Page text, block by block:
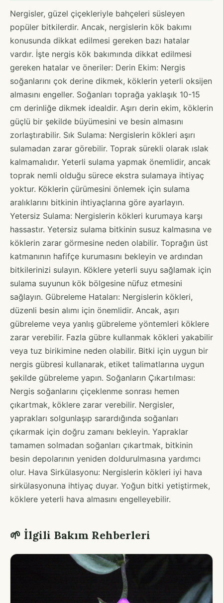
Nergisler, güzel çiçekleriyle bahçeleri süsleyen
popüler bitkilerdir. Ancak, nergislerin kök bakımı
konusunda dikkat edilmesi gereken bazı hatalar
vardır. İşte nergis kök bakımında dikkat edilmesi
gereken hatalar ve öneriler: Derin Ekim: Nergis
soğanlarını çok derine dikmek, köklerin yeterli oksijen
almasını engeller. Soğanları toprağa yaklaşık 10-15
cm derinliğe dikmek idealdir. Aşırı derin ekim, köklerin
güçlü bir şekilde büyümesini ve besin almasını
zorlaştırabilir. Sık Sulama: Nergislerin kökleri aşırı
sulamadan zarar görebilir. Toprak sürekli olarak ıslak
kalmamalıdır. Yeterli sulama yapmak önemlidir, ancak
toprak nemli olduğu sürece ekstra sulamaya ihtiyaç
yoktur. Köklerin çürümesini önlemek için sulama
aralıklarını bitkinin ihtiyaçlarına göre ayarlayın.
Yetersiz Sulama: Nergislerin kökleri kurumaya karşı
hassastır. Yetersiz sulama bitkinin susuz kalmasına ve
köklerin zarar görmesine neden olabilir. Toprağın üst
katmanının hafifçe kurumasını bekleyin ve ardından
bitkilerinizi sulayın. Köklere yeterli suyu sağlamak için
sulama suyunun kök bölgesine nüfuz etmesini
sağlayın. Gübreleme Hataları: Nergislerin kökleri,
düzenli besin alımı için önemlidir. Ancak, aşırı
gübreleme veya yanlış gübreleme yöntemleri köklere
zarar verebilir. Fazla gübre kullanmak kökleri yakabilir
veya tuz birikimine neden olabilir. Bitki için uygun bir
nergis gübresi kullanarak, etiket talimatlarına uygun
şekilde gübreleme yapın. Soğanların Çıkartılması:
Nergis soğanlarını çiçeklenme sonrası hemen
çıkartmak, köklere zarar verebilir. Nergisler,
yaprakları solgunlaşıp sarardığında soğanları
çıkarmak için doğru zamanı bekleyin. Yapraklar
tamamen solmadan soğanları çıkartmak, bitkinin
besin depolarının yeniden doldurulmasına yardımcı
olur. Hava Sirkülasyonu: Nergislerin kökleri iyi hava
sirkülasyonuna ihtiyaç duyar. Yoğun bitki yetiştirmek,
köklere yeterli hava almasını engelleyebilir.
🌱 İlgili Bakım Rehberleri